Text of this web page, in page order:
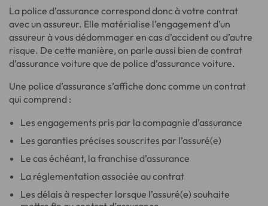
La police d’assurance correspond donc à votre contrat
avec un assureur. Elle matérialise l’engagement d’un
assureur à vous dédommager en cas d’accident ou d’autre
risque. De cette manière, on parle aussi bien de contrat
d’assurance voiture que de police d’assurance voiture.
Une police d’assurance s’affiche donc comme un contrat
qui comprend :
Les engagements pris par la compagnie d’assurance
Les garanties précises souscrites par l’assuré(e)
Le cas échéant, la franchise d’assurance
La réglementation associée au contrat
Les délais à respecter lorsque l’assuré(e) souhaite